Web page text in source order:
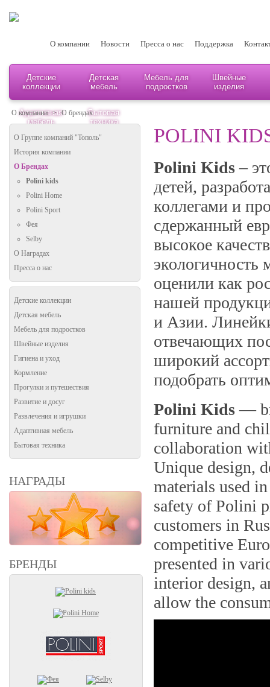
О компании Новости Пресса о нас Поддержка
Детские
коллекции
Детская
мебель
Мебель для
подростков
Швейные
изделия
Адаптивная
мебель
Бытовая
техника
О компании > О брендах
О Группе компаний "Тополь"
История компании
О Брендах
Polini kids
Polini Home
Polini Sport
Фея
Selby
О Наградах
Пресса о нас
Детские коллекции
Детская мебель
Мебель для подростков
Швейные изделия
Гигиена и уход
Кормление
Прогулки и путешествия
Развитие и досуг
Развлечения и игрушки
Адаптивная мебель
Бытовая техника
НАГРАДЫ
БРЕНДЫ
POLINI
Polini Kids–
детей,
коллегами и
сдержанный
высокое
экологичность
оценили как
нашей
и Азии.
отвечающих
широкий
подобрать
Polini Kids—
furniture and
collaboration
Unique design,
materials used
safety of Polini
customers in
competitive
presented in
interior design,
allow the